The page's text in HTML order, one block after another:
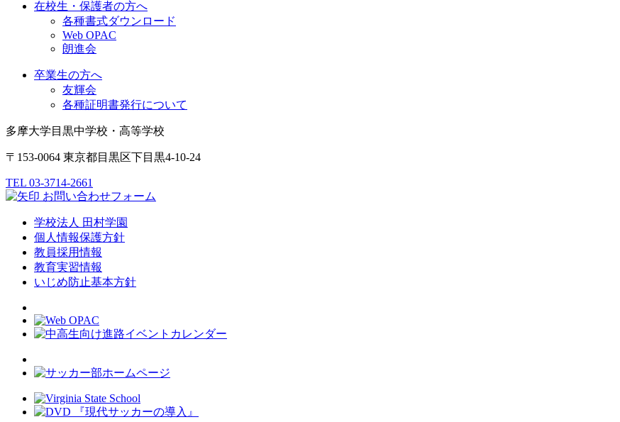
在校生・保護者の方へ
各種書式ダウンロード
Web OPAC
朗進会
卒業生の方へ
友輝会
各種証明書発行について
多摩大学目黒中学校・高等学校
〒153-0064 東京都目黒区下目黒4-10-24
TEL 03-3714-2661
お問い合わせフォーム
学校法人 田村学園
個人情報保護方針
教員採用情報
教育実習情報
いじめ防止基本方針